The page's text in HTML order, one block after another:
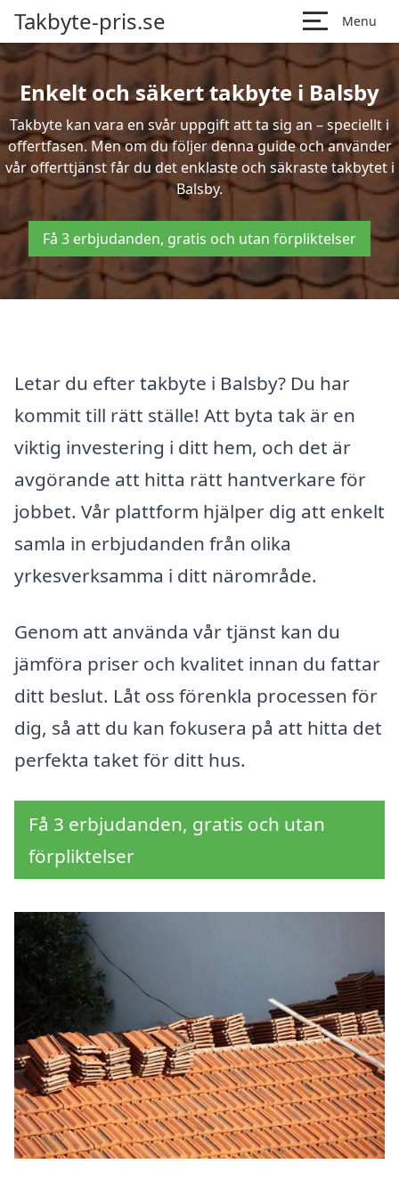
Takbyte-pris.se Menu
Enkelt och säkert takbyte i Balsby
Takbyte kan vara en svår uppgift att ta sig an – speciellt i
offertfasen. Men om du följer denna guide och använder
vår offerttjänst får du det enklaste och säkraste takbytet i
Balsby.
Få 3 erbjudanden, gratis och utan förpliktelser
Letar du efter takbyte i Balsby? Du har
kommit till rätt ställe! Att byta tak är en
viktig investering i ditt hem, och det är
avgörande att hitta rätt hantverkare för
jobbet. Vår plattform hjälper dig att enkelt
samla in erbjudanden från olika
yrkesverksamma i ditt närområde.
Genom att använda vår tjänst kan du
jämföra priser och kvalitet innan du fattar
ditt beslut. Låt oss förenkla processen för
dig, så att du kan fokusera på att hitta det
perfekta taket för ditt hus.
Få 3 erbjudanden, gratis och utan
förpliktelser